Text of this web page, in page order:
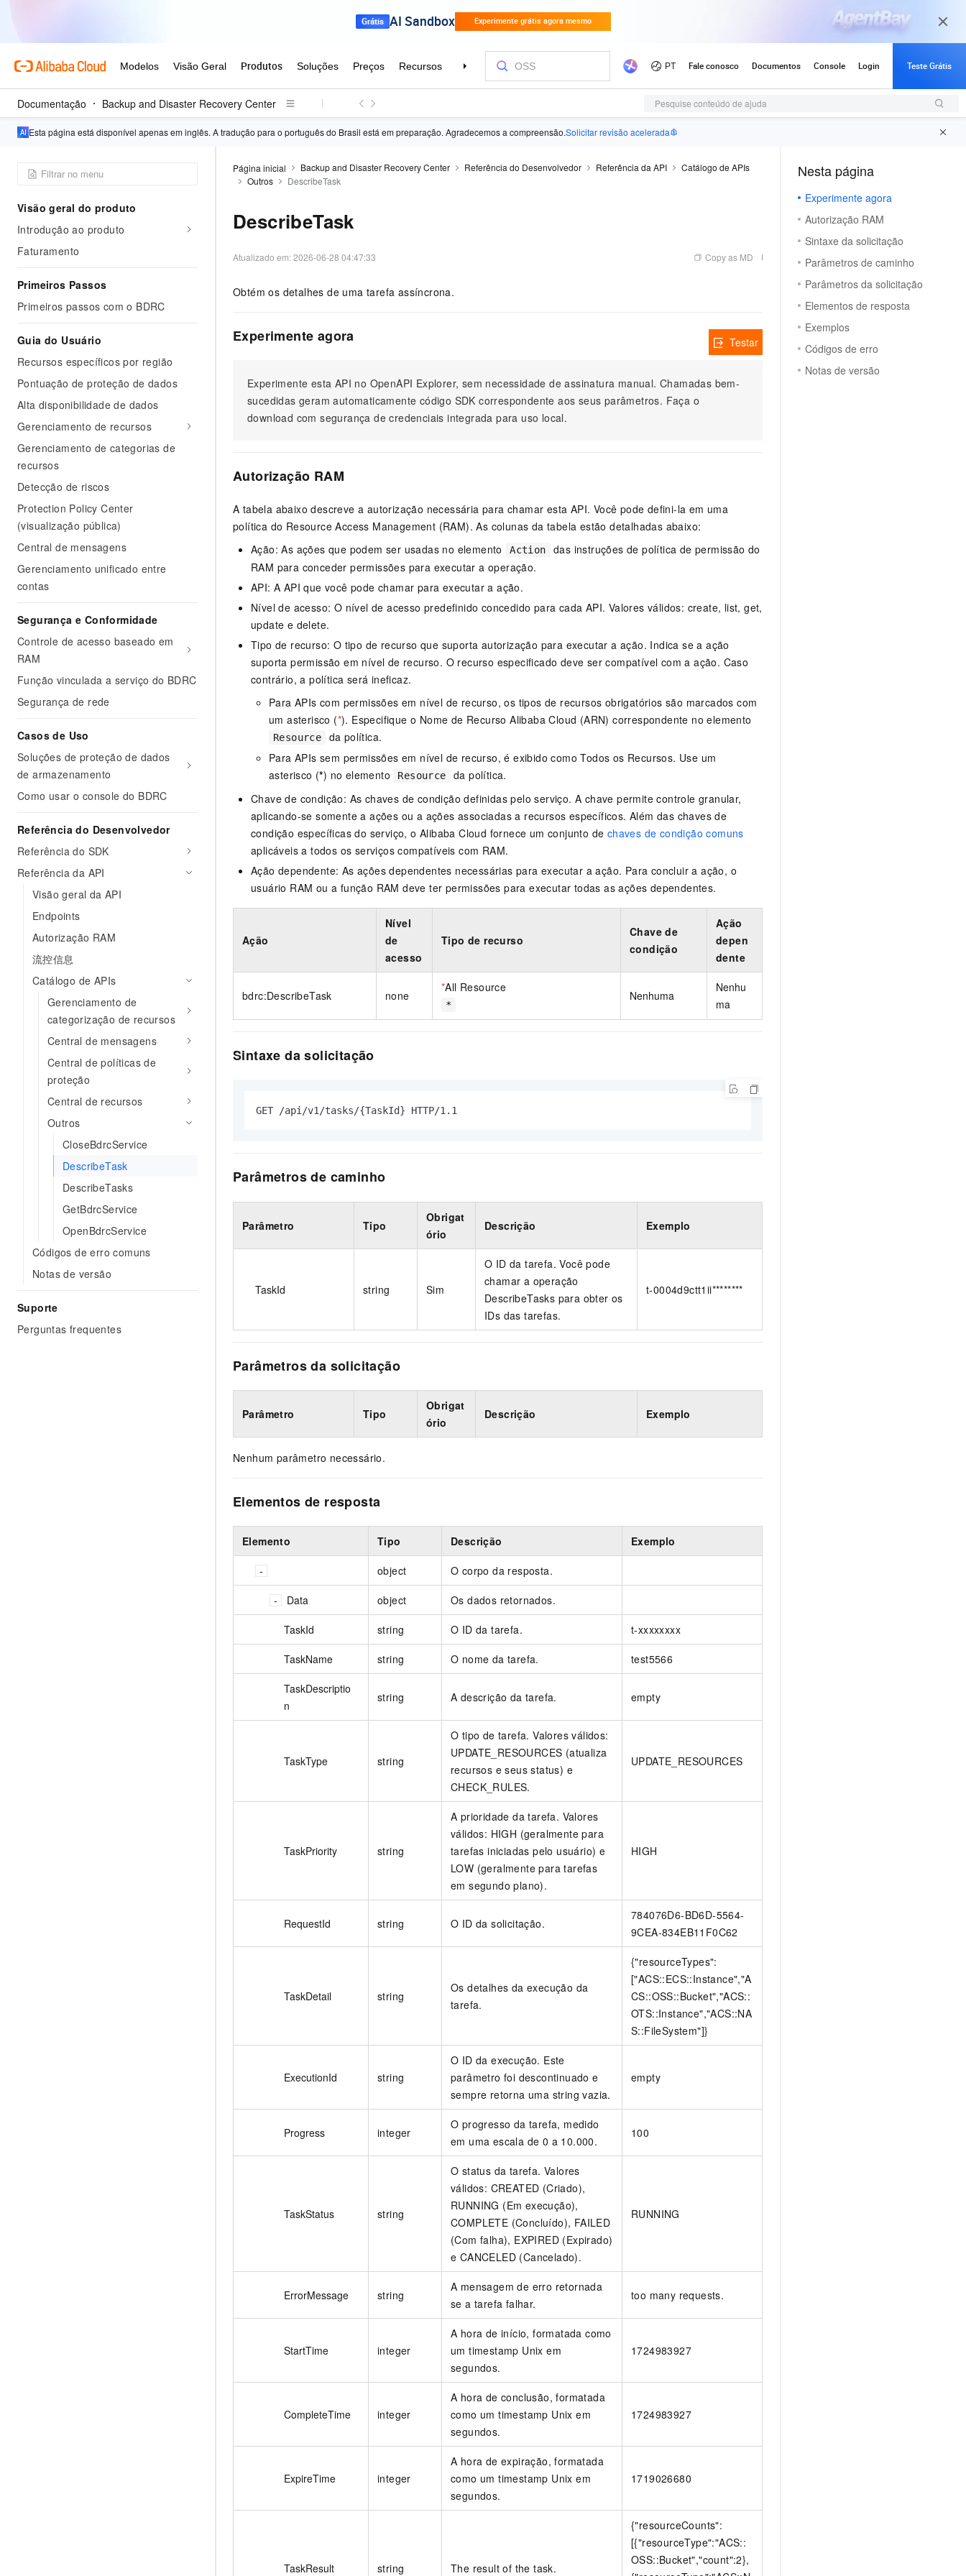
Documentação Backup and Disaster Recovery Center Pesquise conteúdo de ajuda
Esta página está disponível apenas em inglês. A tradução para o português do Brasil está em preparação. Agradecemos a compreensão.Solicitar revisão acelerada
Visão geral do produto
Introdução ao produto
Faturamento
Primeiros Passos
Primeiros passos com o BDRC
Guia do Usuário
Recursos específicos por região
Pontuação de proteção de dados
Alta disponibilidade de dados
Gerenciamento de recursos
Gerenciamento de categorias de
recursos
Detecção de riscos
Protection Policy Center
(visualização pública)
Central de mensagens
Gerenciamento unificado entre
contas
Segurança e Conformidade
Controle de acesso baseado em
RAM
Função vinculada a serviço do BDRC
Segurança de rede
Casos de Uso
Soluções de proteção de dados
de armazenamento
Como usar o console do BDRC
Referência do Desenvolvedor
Referência do SDK
Referência da API
Visão geral da API
Endpoints
Autorização RAM
流控信息
Catálogo de APIs
Gerenciamento de
categorização de recursos
Central de mensagens
Central de políticas de
proteção
Central de recursos
Outros
CloseBdrcService
DescribeTask
DescribeTasks
GetBdrcService
OpenBdrcService
Códigos de erro comuns
Notas de versão
Suporte
Perguntas frequentes
Página inicial Backup and Disaster Recovery Center Referência do Desenvolvedor Referência da API
Catálogo de APIs
Outros
DescribeTask
DescribeTask
Atualizado em:2026-06-28 04:47:33 Copy as MD
Obtém os detalhes de uma tarefa assíncrona.
Experimente agora
Experimente esta API no OpenAPI Explorer, sem necessidade de assinatura manual. Chamadas bem-
sucedidas geram automaticamente código SDK correspondente aos seus parâmetros. Faça o
download com segurança de credenciais integrada para uso local.
Testar
Autorização RAM
A tabela abaixo descreve a autorização necessária para chamar esta API. Você pode defini-la em uma
política do Resource Access Management (RAM). As colunas da tabela estão detalhadas abaixo:
Ação: As ações que podem ser usadas no elemento
Action
das instruções de política de permissão do
RAM para conceder permissões para executar a operação.
API: A API que você pode chamar para executar a ação.
Nível de acesso: O nível de acesso predefinido concedido para cada API. Valores válidos: create, list, get,
update e delete.
Tipo de recurso: O tipo de recurso que suporta autorização para executar a ação. Indica se a ação
suporta permissão em nível de recurso. O recurso especificado deve ser compatível com a ação. Caso
contrário, a política será ineficaz.
Para APIs com permissões em nível de recurso, os tipos de recursos obrigatórios são marcados com
um asterisco (*). Especifique o Nome de Recurso Alibaba Cloud (ARN) correspondente no elemento
Resource
da política.
Para APIs sem permissões em nível de recurso, é exibido como Todos os Recursos. Use um
asterisco (*) no elemento Resource
da política.
Chave de condição: As chaves de condição definidas pelo serviço. A chave permite controle granular,
aplicando-se somente a ações ou a ações associadas a recursos específicos. Além das chaves de
condição específicas do serviço, o Alibaba Cloud fornece um conjunto de chaves de condição comuns
aplicáveis a todos os serviços compatíveis com RAM.
Ação dependente: As ações dependentes necessárias para executar a ação. Para concluir a ação, o
usuário RAM ou a função RAM deve ter permissões para executar todas as ações dependentes.
Ação
Nível
de
acesso
Tipo de recurso
Chave de
condição
Ação
depen
dente
bdrc:DescribeTask none
*All Resource
*
Nenhuma
Nenhu
ma
Sintaxe da solicitação
GET /api/v1/tasks/{TaskId} HTTP/1.1
Parâmetros de caminho
Parâmetro Tipo
Obrigat
ório
Descrição Exemplo
TaskId string Sim
O ID da tarefa. Você pode
chamar a operação
DescribeTasks para obter os
IDs das tarefas.
t-0004d9ctt1ii********
Parâmetros da solicitação
Parâmetro Tipo
Obrigat
ório
Descrição Exemplo
Nenhum parâmetro necessário.
Elementos de resposta
Elemento Tipo Descrição Exemplo
object O corpo da resposta.
Data object Os dados retornados.
TaskId string O ID da tarefa. t-xxxxxxxx
TaskName string O nome da tarefa. test5566
TaskDescriptio
n
string A descrição da tarefa. empty
TaskType string
O tipo de tarefa. Valores válidos:
UPDATE_RESOURCES (atualiza
recursos e seus status) e
CHECK_RULES.
UPDATE_RESOURCES
TaskPriority string
A prioridade da tarefa. Valores
válidos: HIGH (geralmente para
tarefas iniciadas pelo usuário) e
LOW (geralmente para tarefas
em segundo plano).
HIGH
RequestId string O ID da solicitação.
784076D6-BD6D-5564-
9CEA-834EB11F0C62
TaskDetail string
Os detalhes da execução da
tarefa.
{"resourceTypes":
["ACS::ECS::Instance","A
CS::OSS::Bucket","ACS::
OTS::Instance","ACS::NA
S::FileSystem"]}
ExecutionId string
O ID da execução. Este
parâmetro foi descontinuado e
sempre retorna uma string vazia.
empty
Progress integer
O progresso da tarefa, medido
em uma escala de 0 a 10.000.
100
TaskStatus string
O status da tarefa. Valores
válidos: CREATED (Criado),
RUNNING (Em execução),
COMPLETE (Concluído), FAILED
(Com falha), EXPIRED (Expirado)
e CANCELED (Cancelado).
RUNNING
ErrorMessage string
A mensagem de erro retornada
se a tarefa falhar.
too many requests.
StartTime integer
A hora de início, formatada como
um timestamp Unix em
segundos.
1724983927
CompleteTime integer
A hora de conclusão, formatada
como um timestamp Unix em
segundos.
1724983927
ExpireTime integer
A hora de expiração, formatada
como um timestamp Unix em
segundos.
1719026680
TaskResult string The result of the task.
{"resourceCounts":
[{"resourceType":"ACS::
OSS::Bucket","count":2},
Nesta página
Experimente agora
Autorização RAM
Sintaxe da solicitação
Parâmetros de caminho
Parâmetros da solicitação
Elementos de resposta
Exemplos
Códigos de erro
Notas de versão